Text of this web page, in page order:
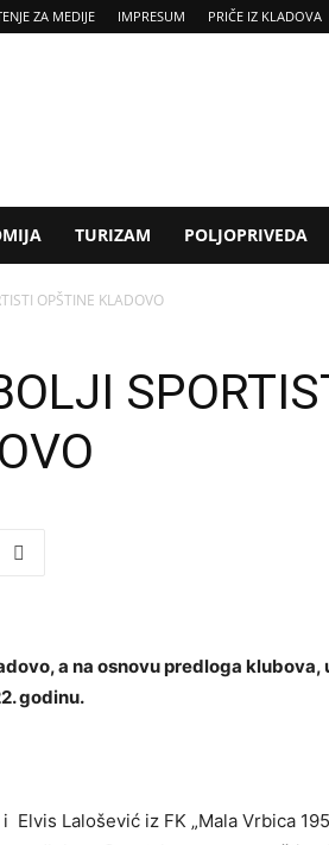
ZA MEDIJE IMPRESUM PRIČE IZ KLADOVA
TURIZAM POLJOPRIVEDA
OPŠTINE KLADOVO
a na osnovu predloga klubova,
godinu.
Elvis Lalošević iz FK „Mala Vrbica